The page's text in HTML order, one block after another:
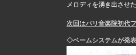
メロディを湧き出させ
次回はパリ音楽院初代
◇ベームシステムが発